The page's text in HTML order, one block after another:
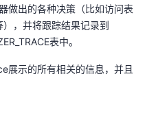
做出的各种决策（比如访问表
，并将跟踪结果记录到
表中。
展示的所有相关的信息，并且